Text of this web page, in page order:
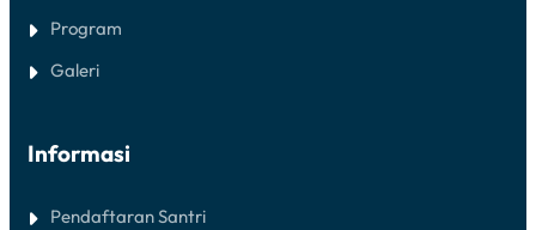
Program
Galeri
Informasi
Pendaftaran Santri